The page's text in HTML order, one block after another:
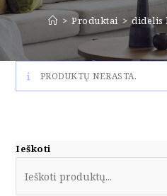
> Produktai > didelis
PRODUKTŲ NERASTA.
Ieškoti